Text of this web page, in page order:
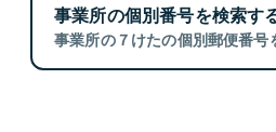
事業所の個別番号を検索す
事業所の７けたの個別郵便番号